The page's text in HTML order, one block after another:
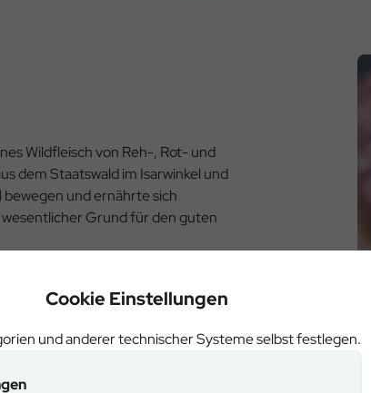
Cookie Einstellungen
und anderer technischer Systeme selbst festlegen.
Wildfleisch von Reh-, Rot- und
dem Staatswald im Isarwinkel und
bewegen und ernährte sich
Grund für den guten